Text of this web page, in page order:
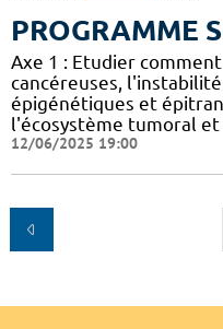
PROGRAMME
Axe 1 : Etudier
cancéreuses,
épigénétiques et
l'écosystème tumoral
12/06/2025 19:00